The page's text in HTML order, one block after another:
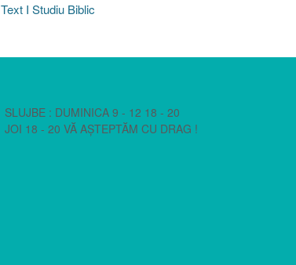
Text I Studiu Biblic
SLUJBE : DUMINICA 9 - 12 18 - 20
JOI 18 - 20 VĂ AȘTEPTĂM CU DRAG !